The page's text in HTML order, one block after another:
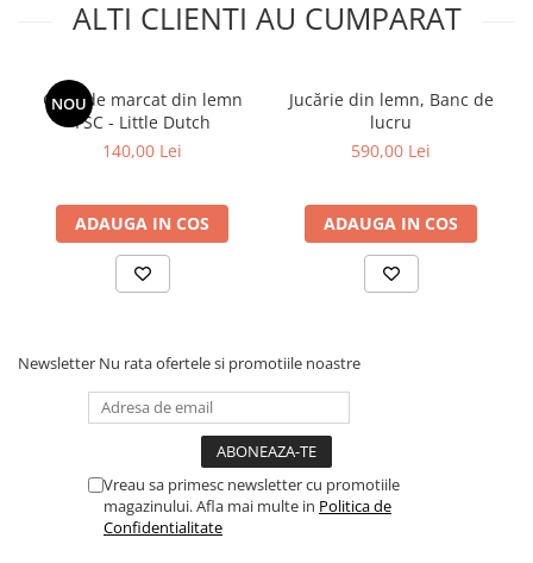
ALTI CLIENTI AU CUMPARAT
NOU
Casa de marcat din lemn
FSC - Little Dutch
140,00 Lei
ADAUGA IN COS
Jucărie din lemn, Banc de
lucru
590,00 Lei
ADAUGA IN COS
Newsletter Nu rata ofertele si promotiile noastre
Vreau sa primesc newsletter cu promotiile
magazinului. Afla mai multe in Politica de
Confidentialitate